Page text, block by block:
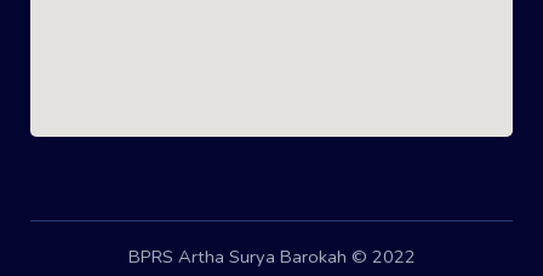
BPRS Artha Surya Barokah © 2022